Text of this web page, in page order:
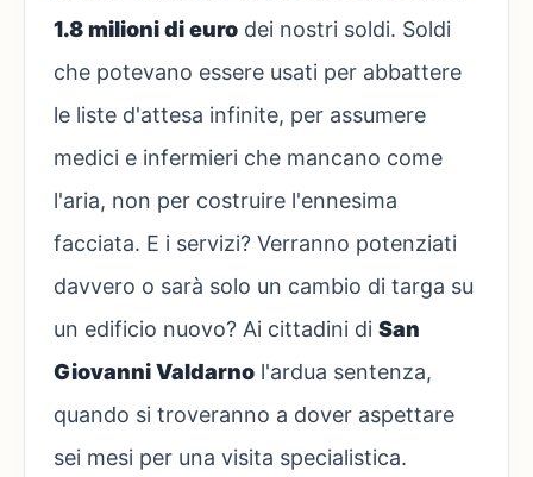
1.8 milioni di euro dei nostri soldi. Soldi
che potevano essere usati per abbattere
le liste d'attesa infinite, per assumere
medici e infermieri che mancano come
l'aria, non per costruire l'ennesima
facciata. E i servizi? Verranno potenziati
davvero o sarà solo un cambio di targa su
un edificio nuovo? Ai cittadini di San
Giovanni Valdarno l'ardua sentenza,
quando si troveranno a dover aspettare
sei mesi per una visita specialistica.